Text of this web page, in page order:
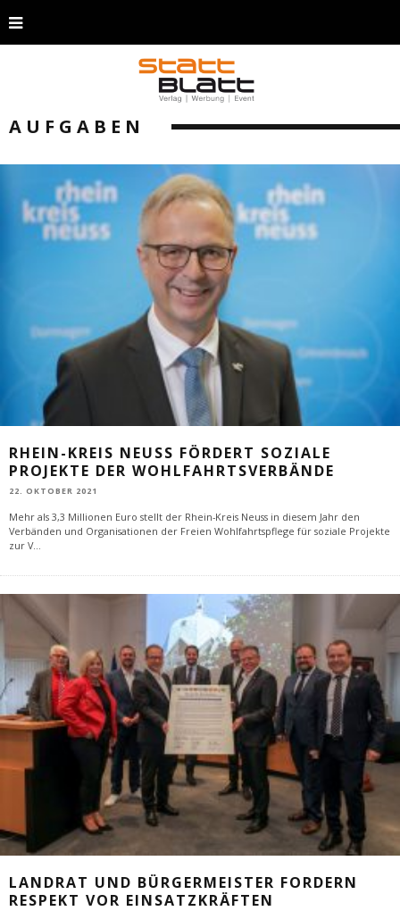
AUFGABEN
RHEIN-KREIS NEUSS FÖRDERT SOZIALE
PROJEKTE DER WOHLFAHRTSVERBÄNDE
22. OKTOBER 2021
Mehr als 3,3 Millionen Euro stellt der Rhein-Kreis Neuss in diesem Jahr den
Verbänden und Organisationen der Freien Wohlfahrtspflege für soziale Projekte
zur V...
LANDRAT UND BÜRGERMEISTER FORDERN
RESPEKT VOR EINSATZKRÄFTEN